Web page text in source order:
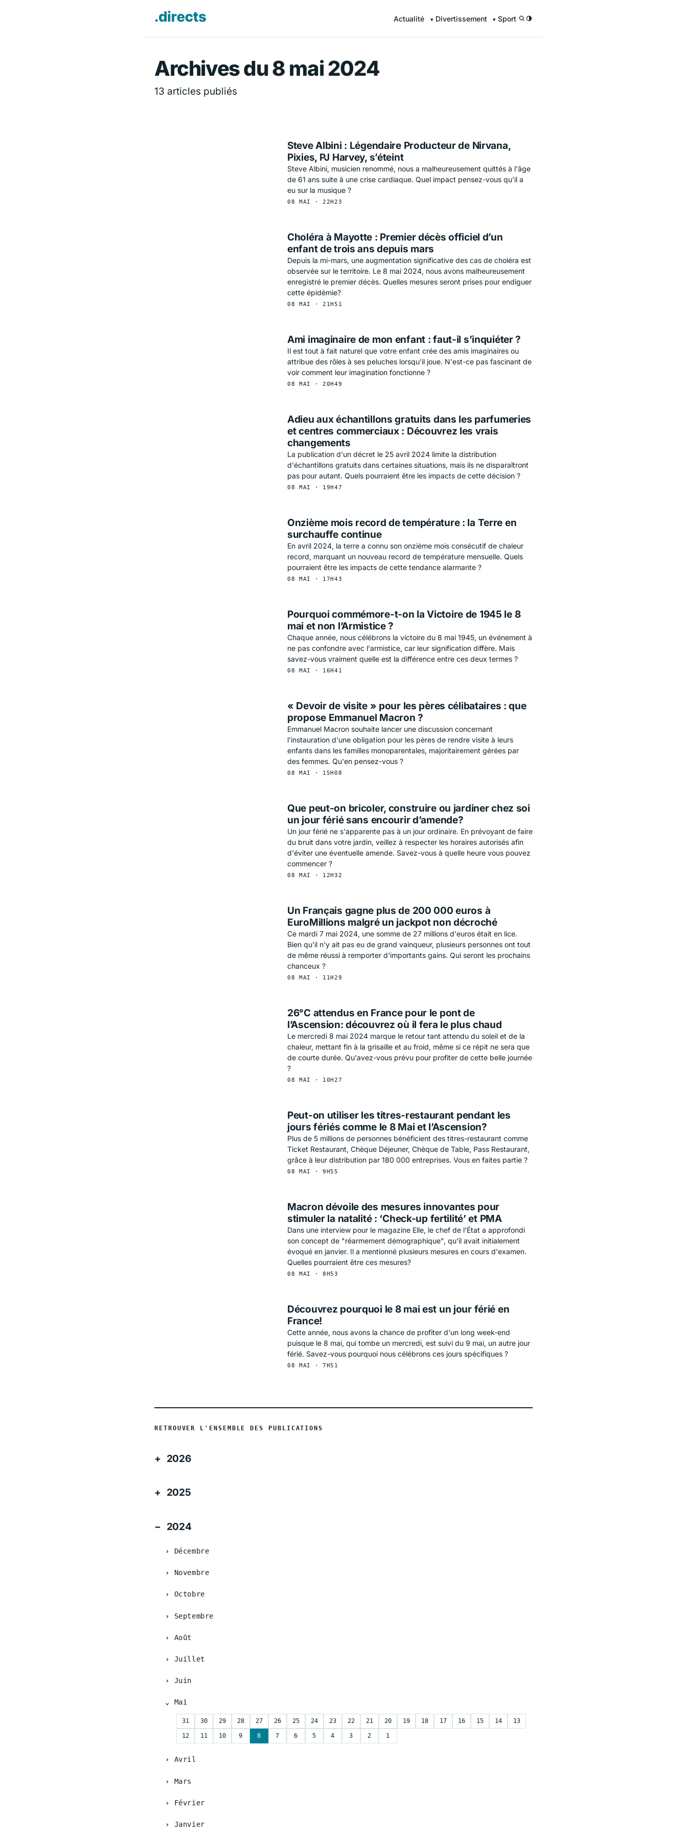
Directs.fr — Information en continu
Actualité Divertissement Sport/
Archives du 8 mai 2024
13 articles publiés
Steve Albini : Légendaire Producteur de Nirvana,
Pixies, PJ Harvey, s’éteint
Steve Albini, musicien renommé, nous a malheureusement quittés à l'âge
de 61 ans suite à une crise cardiaque. Quel impact pensez-vous qu'il a
eu sur la musique ?
08 MAI · 22H23
Choléra à Mayotte : Premier décès officiel d’un
enfant de trois ans depuis mars
Depuis la mi-mars, une augmentation significative des cas de choléra est
observée sur le territoire. Le 8 mai 2024, nous avons malheureusement
enregistré le premier décès. Quelles mesures seront prises pour endiguer
cette épidémie?
08 MAI · 21H51
Ami imaginaire de mon enfant : faut-il s’inquiéter ?
Il est tout à fait naturel que votre enfant crée des amis imaginaires ou
attribue des rôles à ses peluches lorsqu'il joue. N'est-ce pas fascinant de
voir comment leur imagination fonctionne ?
08 MAI · 20H49
Adieu aux échantillons gratuits dans les parfumeries
et centres commerciaux : Découvrez les vrais
changements
La publication d'un décret le 25 avril 2024 limite la distribution
d'échantillons gratuits dans certaines situations, mais ils ne disparaîtront
pas pour autant. Quels pourraient être les impacts de cette décision ?
08 MAI · 19H47
Onzième mois record de température : la Terre en
surchauffe continue
En avril 2024, la terre a connu son onzième mois consécutif de chaleur
record, marquant un nouveau record de température mensuelle. Quels
pourraient être les impacts de cette tendance alarmante ?
08 MAI · 17H43
Pourquoi commémore-t-on la Victoire de 1945 le 8
mai et non l’Armistice ?
Chaque année, nous célébrons la victoire du 8 mai 1945, un événement à
ne pas confondre avec l'armistice, car leur signification diffère. Mais
savez-vous vraiment quelle est la différence entre ces deux termes ?
08 MAI · 16H41
« Devoir de visite » pour les pères célibataires : que
propose Emmanuel Macron ?
Emmanuel Macron souhaite lancer une discussion concernant
l'instauration d'une obligation pour les pères de rendre visite à leurs
enfants dans les familles monoparentales, majoritairement gérées par
des femmes. Qu'en pensez-vous ?
08 MAI · 15H08
Que peut-on bricoler, construire ou jardiner chez soi
un jour férié sans encourir d’amende?
Un jour férié ne s'apparente pas à un jour ordinaire. En prévoyant de faire
du bruit dans votre jardin, veillez à respecter les horaires autorisés afin
d'éviter une éventuelle amende. Savez-vous à quelle heure vous pouvez
commencer ?
08 MAI · 12H32
Un Français gagne plus de 200 000 euros à
EuroMillions malgré un jackpot non décroché
Ce mardi 7 mai 2024, une somme de 27 millions d'euros était en lice.
Bien qu'il n'y ait pas eu de grand vainqueur, plusieurs personnes ont tout
de même réussi à remporter d'importants gains. Qui seront les prochains
chanceux ?
08 MAI · 11H29
26°C attendus en France pour le pont de
l’Ascension: découvrez où il fera le plus chaud
Le mercredi 8 mai 2024 marque le retour tant attendu du soleil et de la
chaleur, mettant fin à la grisaille et au froid, même si ce répit ne sera que
de courte durée. Qu'avez-vous prévu pour profiter de cette belle journée
?
08 MAI · 10H27
Peut-on utiliser les titres-restaurant pendant les
jours fériés comme le 8 Mai et l’Ascension?
Plus de 5 millions de personnes bénéficient des titres-restaurant comme
Ticket Restaurant, Chèque Déjeuner, Chèque de Table, Pass Restaurant,
grâce à leur distribution par 180 000 entreprises. Vous en faites partie ?
08 MAI · 9H55
Macron dévoile des mesures innovantes pour
stimuler la natalité : ‘Check-up fertilité’ et PMA
Dans une interview pour le magazine Elle, le chef de l'État a approfondi
son concept de "réarmement démographique", qu'il avait initialement
évoqué en janvier. Il a mentionné plusieurs mesures en cours d'examen.
Quelles pourraient être ces mesures?
08 MAI · 8H53
Découvrez pourquoi le 8 mai est un jour férié en
France!
Cette année, nous avons la chance de profiter d'un long week-end
puisque le 8 mai, qui tombe un mercredi, est suivi du 9 mai, un autre jour
férié. Savez-vous pourquoi nous célébrons ces jours spécifiques ?
08 MAI · 7H51
RETROUVER L'ENSEMBLE DES PUBLICATIONS
2026
2025
2024
Décembre
Novembre
Octobre
Septembre
Août
Juillet
Juin
Mai
31 30 29 28 27 26 25 24 23 22 21 20 19 18 17 16 15 14 13
12 11 10 9 8 7 6 5 4 3 2 1
Avril
Mars
Février
Janvier